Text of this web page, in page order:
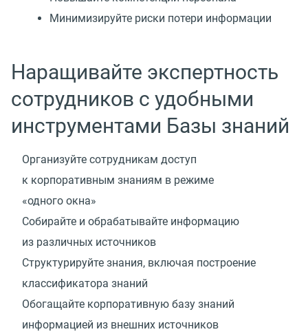
Минимизируйте риски потери информации
Наращивайте экспертность
сотрудников с удобными
инструментами Базы знаний
Организуйте сотрудникам доступ
к корпоративным знаниям в режиме
«одного окна»
Собирайте и обрабатывайте информацию
из различных источников
Структурируйте знания, включая построение
классификатора знаний
Обогащайте корпоративную базу знаний
информацией из внешних источников